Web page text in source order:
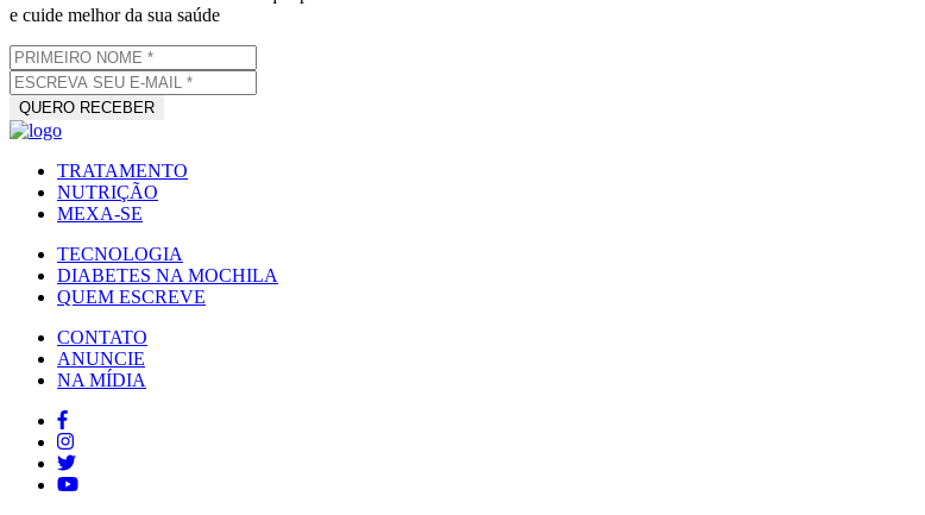
e cuide melhor da sua saúde
TRATAMENTO
NUTRIÇÃO
MEXA-SE
TECNOLOGIA
DIABETES NA MOCHILA
QUEM ESCREVE
CONTATO
ANUNCIE
NA MÍDIA